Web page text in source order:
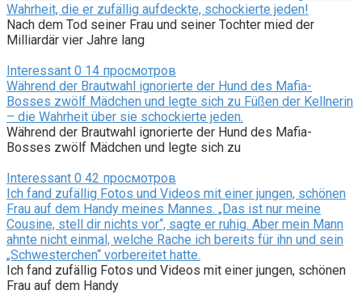
Wahrheit, die er zufällig aufdeckte, schockierte jeden!
Nach dem Tod seiner Frau und seiner Tochter mied der
Milliardär vier Jahre lang
Interessant 0 14 просмотров
Während der Brautwahl ignorierte der Hund des Mafia-
Bosses zwölf Mädchen und legte sich zu Füßen der Kellnerin
– die Wahrheit über sie schockierte jeden.
Während der Brautwahl ignorierte der Hund des Mafia-
Bosses zwölf Mädchen und legte sich zu
Interessant 0 42 просмотров
Ich fand zufällig Fotos und Videos mit einer jungen, schönen
Frau auf dem Handy meines Mannes. „Das ist nur meine
Cousine, stell dir nichts vor“, sagte er ruhig. Aber mein Mann
ahnte nicht einmal, welche Rache ich bereits für ihn und sein
„Schwesterchen“ vorbereitet hatte.
Ich fand zufällig Fotos und Videos mit einer jungen, schönen
Frau auf dem Handy